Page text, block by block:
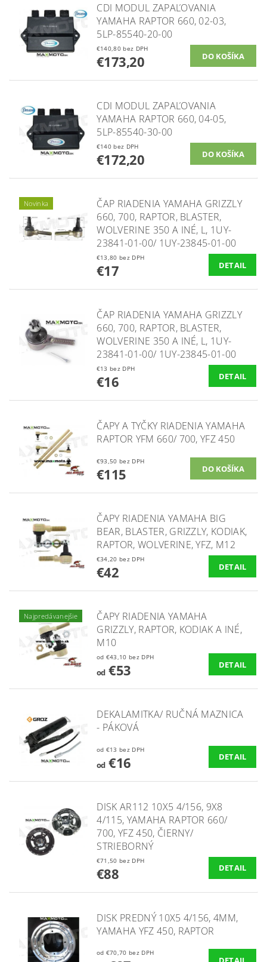
CDI MODUL ZAPAĽOVANIA
YAMAHA RAPTOR 660, 02-03,
5LP-85540-20-00
€140,80 bez DPH
€173,20
CDI MODUL ZAPAĽOVANIA
YAMAHA RAPTOR 660, 04-05,
5LP-85540-30-00
€140 bez DPH
€172,20
Novinka
ČAP RIADENIA YAMAHA GRIZZLY
660, 700, RAPTOR, BLASTER,
WOLVERINE 350 A INÉ, L, 1UY-
23841-01-00/ 1UY-23845-01-00
€13,80 bez DPH
€17 DETAIL
ČAP RIADENIA YAMAHA GRIZZLY
660, 700, RAPTOR, BLASTER,
WOLVERINE 350 A INÉ, L, 1UY-
23841-01-00/ 1UY-23845-01-00
€13 bez DPH
€16 DETAIL
ČAPY A TYČKY RIADENIA YAMAHA
RAPTOR YFM 660/ 700, YFZ 450
€93,50 bez DPH
€115
ČAPY RIADENIA YAMAHA BIG
BEAR, BLASTER, GRIZZLY, KODIAK,
RAPTOR, WOLVERINE, YFZ, M12
€34,20 bez DPH
€42 DETAIL
Najpredávanejšie
ČAPY RIADENIA YAMAHA
GRIZZLY, RAPTOR, KODIAK A INÉ,
M10
od €43,10 bez DPH
od€53 DETAIL
DEKALAMITKA/ RUČNÁ MAZNICA
- PÁKOVÁ
od €13 bez DPH
od€16 DETAIL
DISK AR112 10X5 4/156, 9X8
4/115, YAMAHA RAPTOR 660/
700, YFZ 450, ČIERNY/
STRIEBORNÝ
€71,50 bez DPH
€88 DETAIL
DISK PREDNÝ 10X5 4/156, 4MM,
YAMAHA YFZ 450, RAPTOR
od €70,70 bez DPH